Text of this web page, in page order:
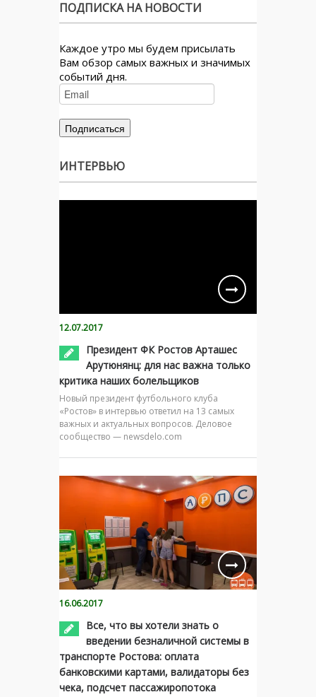
ПОДПИСКА НА НОВОСТИ
Каждое утро мы будем присылать
Вам обзор самых важных и значимых
событий дня.
ИНТЕРВЬЮ
12.07.2017
Президент ФК Ростов Арташес
Арутюнянц: для нас важна только
критика наших болельщиков
Новый президент футбольного клуба
«Ростов» в интервью ответил на 13 самых
важных и актуальных вопросов. Деловое
сообщество — newsdelo.com
16.06.2017
Все, что вы хотели знать о
введении безналичной системы в
транспорте Ростова: оплата
банковскими картами, валидаторы без
чека, подсчет пассажиропотока